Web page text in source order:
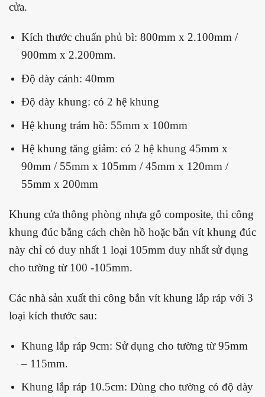
cửa.
Kích thước chuẩn phủ bì: 800mm x 2.100mm /
900mm x 2.200mm.
Độ dày cánh: 40mm
Độ dày khung: có 2 hệ khung
Hệ khung trám hồ: 55mm x 100mm
Hệ khung tăng giảm: có 2 hệ khung 45mm x
90mm / 55mm x 105mm / 45mm x 120mm /
55mm x 200mm
Khung cửa thông phòng nhựa gỗ composite, thi công
khung đúc bằng cách chèn hồ hoặc bắn vít khung đúc
này chỉ có duy nhất 1 loại 105mm duy nhất sử dụng
cho tường từ 100 -105mm.
Các nhà sản xuất thi công bắn vít khung lắp ráp với 3
loại kích thước sau:
Khung lắp ráp 9cm: Sử dụng cho tường từ 95mm
– 115mm.
Khung lắp ráp 10.5cm: Dùng cho tường có độ dày